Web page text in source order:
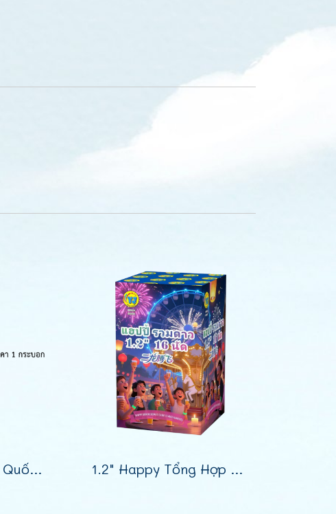
Pháo hoa Trung Quốc 1 ống 4 inch 1 quả 1.2" Happy Tổng Hợp Sao 16 Phát (9")